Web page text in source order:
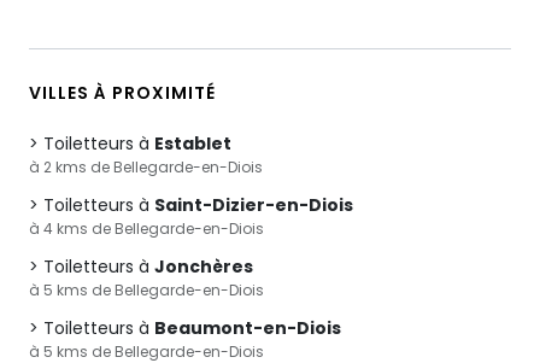
VILLES À PROXIMITÉ
Toiletteurs à Establet
à 2 kms de Bellegarde-en-Diois
Toiletteurs à Saint-Dizier-en-Diois
à 4 kms de Bellegarde-en-Diois
Toiletteurs à Jonchères
à 5 kms de Bellegarde-en-Diois
Toiletteurs à Beaumont-en-Diois
à 5 kms de Bellegarde-en-Diois